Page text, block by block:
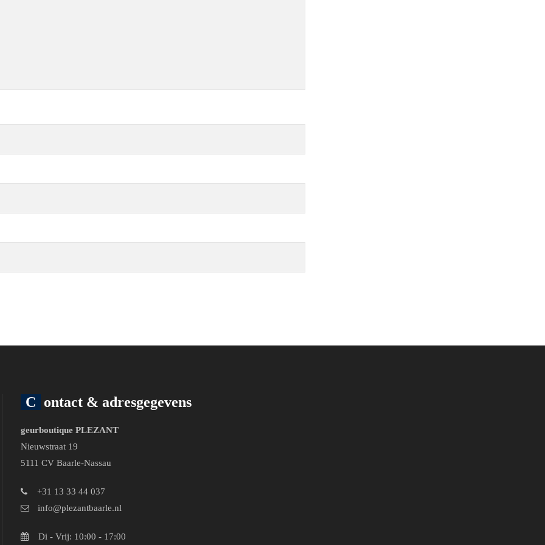
Contact & adresgegevens
geurboutique PLEZANT
Nieuwstraat 19
5111 CV Baarle-Nassau
+31 13 33 44 037
info@plezantbaarle.nl
Di - Vrij: 10:00 - 17:00